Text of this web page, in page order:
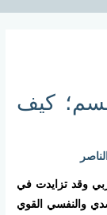
كيف
وقد تزايدت في
والنفسي القوي